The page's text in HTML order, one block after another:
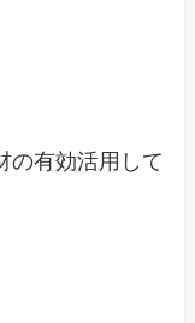
の有効活用して